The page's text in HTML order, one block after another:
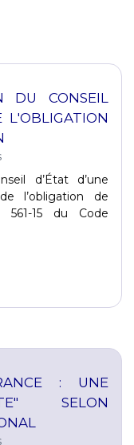
DU CONSEIL
L'OBLIGATION
d’État d’une
l’obligation de
561-15 du Code
: UNE
SELON